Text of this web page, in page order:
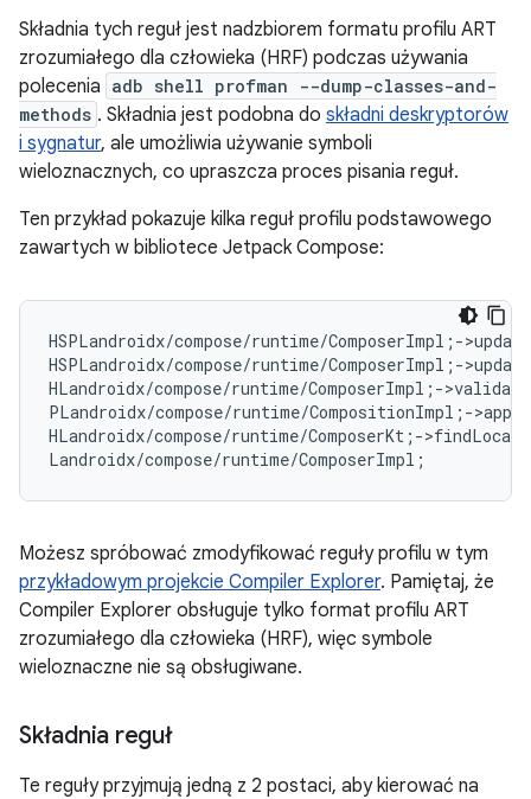
Składnia tych reguł jest nadzbiorem formatu profilu ART
zrozumiałego dla człowieka (HRF) podczas używania
polecenia adb shell profman --dump-classes-and-
methods . Składnia jest podobna do składni deskryptorów
i sygnatur, ale umożliwia używanie symboli
wieloznacznych, co upraszcza proces pisania reguł.
Ten przykład pokazuje kilka reguł profilu podstawowego
zawartych w bibliotece Jetpack Compose:
HSPLandroidx/compose/runtime/ComposerImpl ; -
HSPLandroidx/compose/runtime/ComposerImpl ; -
HLandroidx/compose/runtime/ComposerImpl ; -
PLandroidx/compose/runtime/CompositionImpl ; -
HLandroidx/compose/runtime/ComposerKt ; -
Landroidx/compose/runtime/ComposerImpl ;
Możesz spróbować zmodyfikować reguły profilu w tym
przykładowym projekcie Compiler Explorer. Pamiętaj, że
Compiler Explorer obsługuje tylko format profilu ART
zrozumiałego dla człowieka (HRF), więc symbole
wieloznaczne nie są obsługiwane.
Składnia reguł
Te reguły przyjmują jedną z 2 postaci, aby kierować na